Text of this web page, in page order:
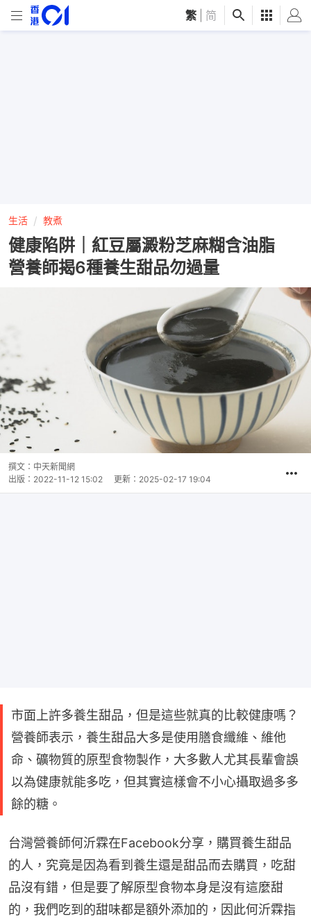
繁 简
生活 教煮
健康陷阱｜紅豆屬澱粉芝麻糊含油脂
營養師揭6種養生甜品勿過量
撰文： 中天新聞網
出版： 2022-11-12 15:02 更新： 2025-02-17 19:04
市面上許多養生甜品，但是這些就真的比較健康嗎？
營養師表示，養生甜品大多是使用膳食纖維、維他
命、礦物質的原型食物製作，大多數人尤其長輩會誤
以為健康就能多吃，但其實這樣會不小心攝取過多多
餘的糖。
台灣營養師何沂霖在Facebook分享，購買養生甜品
的人，究竟是因為看到養生還是甜品而去購買，吃甜
品沒有錯，但是要了解原型食物本身是沒有這麼甜
的，我們吃到的甜味都是額外添加的，因此何沂霖指